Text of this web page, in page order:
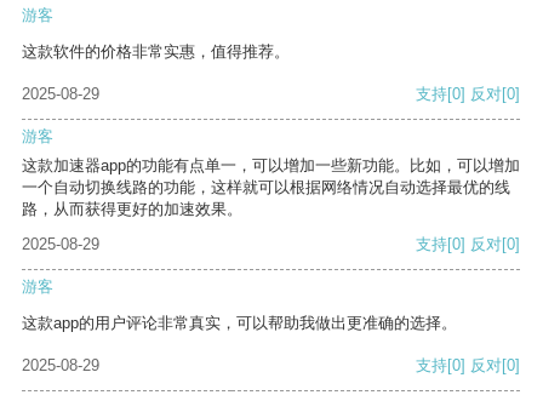
游客
这款软件的价格非常实惠，值得推荐。
2025-08-29 支持[0] 反对[0]
游客
这款加速器app的功能有点单一，可以增加一些新功能。比如，可以增加
一个自动切换线路的功能，这样就可以根据网络情况自动选择最优的线
路，从而获得更好的加速效果。
2025-08-29
支持[0] 反对[0]
游客
这款app的用户评论非常真实，可以帮助我做出更准确的选择。
2025-08-29 支持[0] 反对[0]